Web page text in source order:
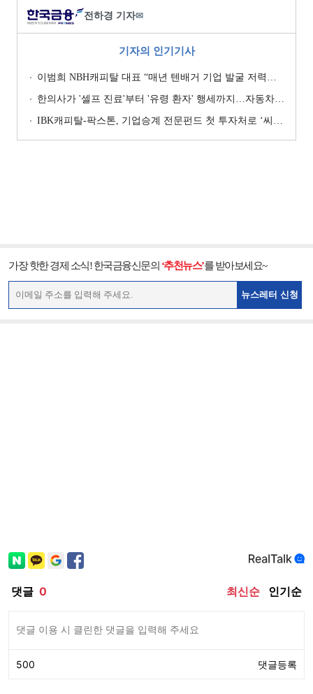
전하경 기자✉
기자의 인기기사
이범희 NBH캐피탈 대표 “매년 텐배거 기업 발굴 저력…올해 ROE 20% 목표”
한의사가 '셀프 진료'부터 '유령 환자' 행세까지…자동차보험 악용 심각 [경상환자 8주룰 도입 초읽기]
IBK캐피탈-팍스톤, 기업승계 전문펀드 첫 투자처로 ‘씨엠디기술단’ 낙점 [캐피탈사 돋보기]
가장 핫한 경제 소식! 한국금융신문의 ‘추천뉴스’를 받아보세요~
뉴스레터 신청